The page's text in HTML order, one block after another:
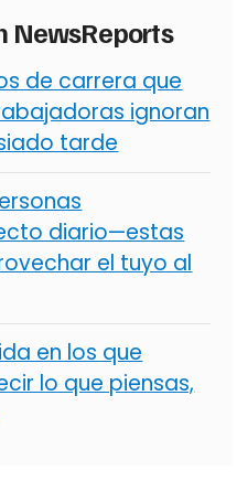
NewsReports
de carrera que
ignoran
tarde
diario—estas
el tuyo al
en los que
lo que piensas,